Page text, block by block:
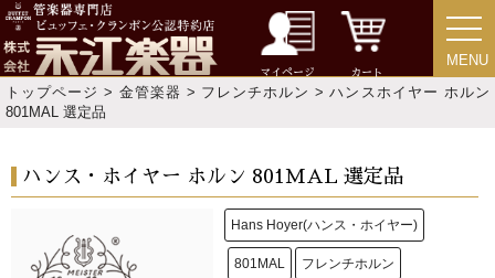
マイページ カート
MENU
MENU
トップページ > 金管楽器 > フレンチホルン > ハンスホイヤー ホルン
801MAL 選定品
ハンス・ホイヤー ホルン 801MAL 選定品
Hans Hoyer(ハンス・ホイヤー)
801MAL フレンチホルン